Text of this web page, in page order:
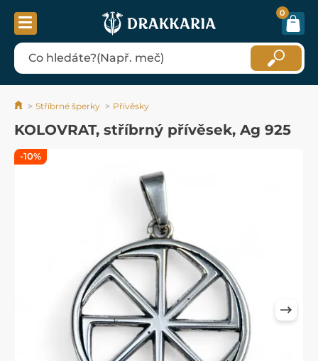
0
Stříbrné šperky Přívěsky
KOLOVRAT, stříbrný přívěsek, Ag 925
-10%